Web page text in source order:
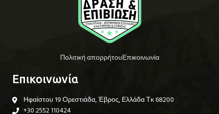
Πολιτική απορρήτουΕπικοινωνία
Επικοινωνία
Ηφαίστου 19 Ορεστιάδα, Έβρος, Ελλάδα Τκ 68200
+30 2552 110424